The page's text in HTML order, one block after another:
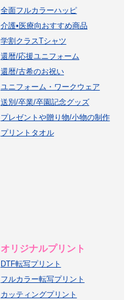
全面フルカラーハッピ
介護•医療向おすすめ商品
学割クラスTシャツ
還暦/応援ユニフォーム
還暦/古希のお祝い
ユニフォーム・ワークウェア
送別/卒業/卒園記念グッズ
プレゼントや贈り物/小物の制作
プリントタオル
オリジナルプリント
DTF転写プリント
フルカラー転写プリント
カッティングプリント